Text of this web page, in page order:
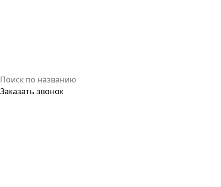
Заказать звонок